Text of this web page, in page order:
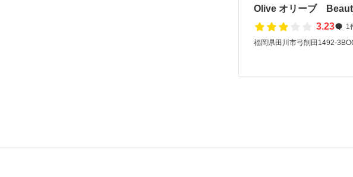
Olive オリーブ
3.23
1
福岡県田川市弓削田1492-